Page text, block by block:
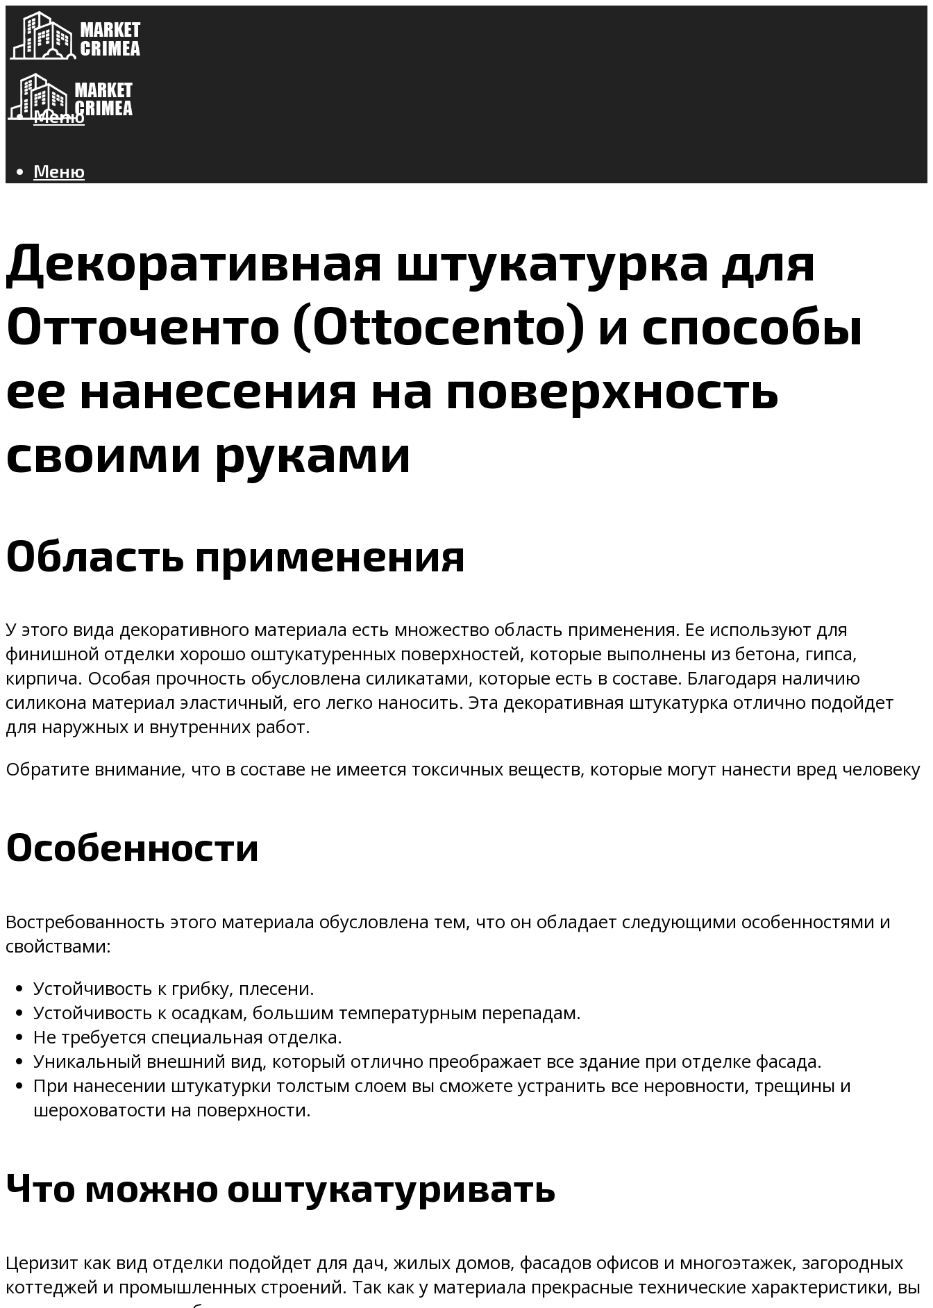
Меню
Меню
Декоративная штукатурка для
Отточенто (Оttocento) и способы
ее нанесения на поверхность
своими руками
Область применения
У этого вида декоративного материала есть множество область применения. Ее используют для
финишной отделки хорошо оштукатуренных поверхностей, которые выполнены из бетона, гипса,
кирпича. Особая прочность обусловлена силикатами, которые есть в составе. Благодаря наличию
силикона материал эластичный, его легко наносить. Эта декоративная штукатурка отлично подойдет
для наружных и внутренних работ.
Обратите внимание, что в составе не имеется токсичных веществ, которые могут нанести вред человеку
Особенности
Востребованность этого материала обусловлена тем, что он обладает следующими особенностями и
свойствами:
Устойчивость к грибку, плесени.
Устойчивость к осадкам, большим температурным перепадам.
Не требуется специальная отделка.
Уникальный внешний вид, который отлично преображает все здание при отделке фасада.
При нанесении штукатурки толстым слоем вы сможете устранить все неровности, трещины и
шероховатости на поверхности.
Что можно оштукатуривать
Церизит как вид отделки подойдет для дач, жилых домов, фасадов офисов и многоэтажек, загородных
коттеджей и промышленных строений. Так как у материала прекрасные технические характеристики, вы